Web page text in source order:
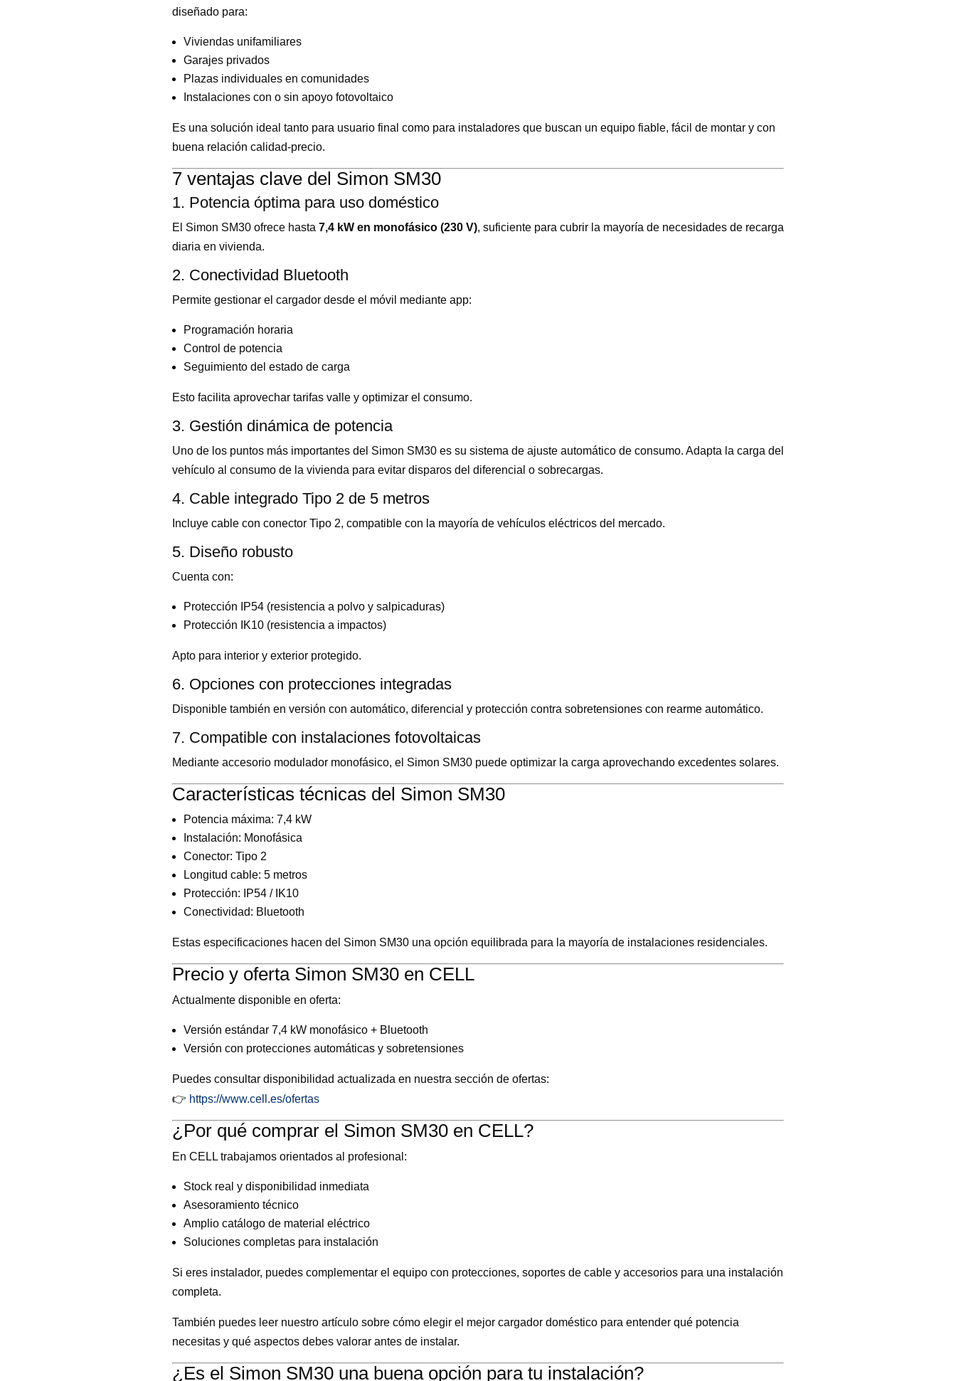
diseñado para:
Viviendas unifamiliares
Garajes privados
Plazas individuales en comunidades
Instalaciones con o sin apoyo fotovoltaico
Es una solución ideal tanto para usuario final como para instaladores que buscan un equipo fiable, fácil de montar y con
buena relación calidad-precio.
7 ventajas clave del Simon SM30
1. Potencia óptima para uso doméstico
El Simon SM30 ofrece hasta 7,4 kW en monofásico (230 V), suficiente para cubrir la mayoría de necesidades de recarga
diaria en vivienda.
2. Conectividad Bluetooth
Permite gestionar el cargador desde el móvil mediante app:
Programación horaria
Control de potencia
Seguimiento del estado de carga
Esto facilita aprovechar tarifas valle y optimizar el consumo.
3. Gestión dinámica de potencia
Uno de los puntos más importantes del Simon SM30 es su sistema de ajuste automático de consumo. Adapta la carga del
vehículo al consumo de la vivienda para evitar disparos del diferencial o sobrecargas.
4. Cable integrado Tipo 2 de 5 metros
Incluye cable con conector Tipo 2, compatible con la mayoría de vehículos eléctricos del mercado.
5. Diseño robusto
Cuenta con:
Protección IP54 (resistencia a polvo y salpicaduras)
Protección IK10 (resistencia a impactos)
Apto para interior y exterior protegido.
6. Opciones con protecciones integradas
Disponible también en versión con automático, diferencial y protección contra sobretensiones con rearme automático.
7. Compatible con instalaciones fotovoltaicas
Mediante accesorio modulador monofásico, el Simon SM30 puede optimizar la carga aprovechando excedentes solares.
Características técnicas del Simon SM30
Potencia máxima: 7,4 kW
Instalación: Monofásica
Conector: Tipo 2
Longitud cable: 5 metros
Protección: IP54 / IK10
Conectividad: Bluetooth
Estas especificaciones hacen del Simon SM30 una opción equilibrada para la mayoría de instalaciones residenciales.
Precio y oferta Simon SM30 en CELL
Actualmente disponible en oferta:
Versión estándar 7,4 kW monofásico + Bluetooth
Versión con protecciones automáticas y sobretensiones
Puedes consultar disponibilidad actualizada en nuestra sección de ofertas:
👉 https://www.cell.es/ofertas
¿Por qué comprar el Simon SM30 en CELL?
En CELL trabajamos orientados al profesional:
Stock real y disponibilidad inmediata
Asesoramiento técnico
Amplio catálogo de material eléctrico
Soluciones completas para instalación
Si eres instalador, puedes complementar el equipo con protecciones, soportes de cable y accesorios para una instalación
completa.
También puedes leer nuestro artículo sobre cómo elegir el mejor cargador doméstico para entender qué potencia
necesitas y qué aspectos debes valorar antes de instalar.
¿Es el Simon SM30 una buena opción para tu instalación?